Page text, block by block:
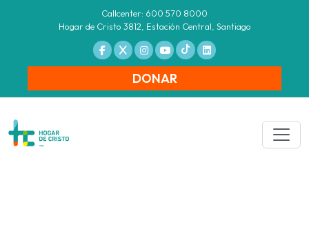
Callcenter: 600 570 8000
Hogar de Cristo 3812, Estación Central, Santiago
DONAR